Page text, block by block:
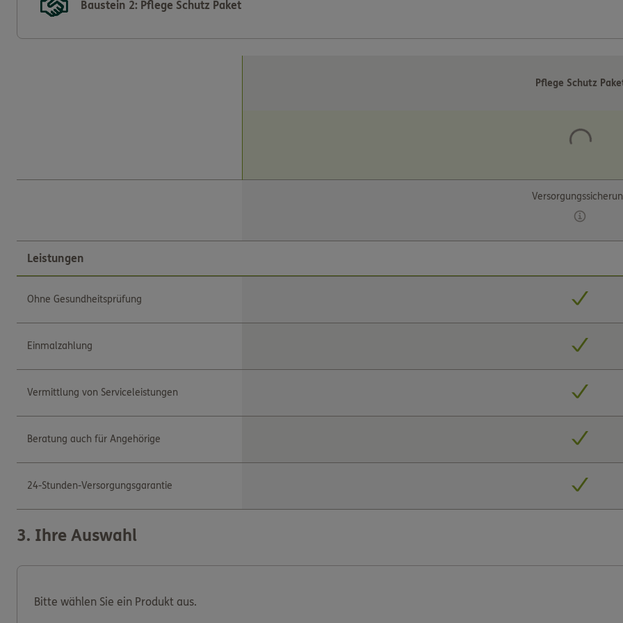
Baustein 2: Pflege Schutz Paket
Pflege Schutz
Leistungen
Ohne Gesundheitsprüfung
Einmalzahlung
Vermittlung von Serviceleistungen
Beratung auch für Angehörige
24-Stunden-Versorgungsgarantie
3. Ihre Auswahl
Bitte wählen Sie ein Produkt aus.